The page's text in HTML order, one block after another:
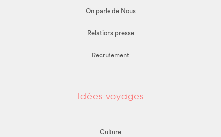
On parle de Nous
Relations presse
Recrutement
Idées voyages
Culture